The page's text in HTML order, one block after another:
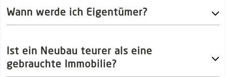
Wann werde ich Eigentümer?
Ist ein Neubau teurer als eine
gebrauchte Immobilie?